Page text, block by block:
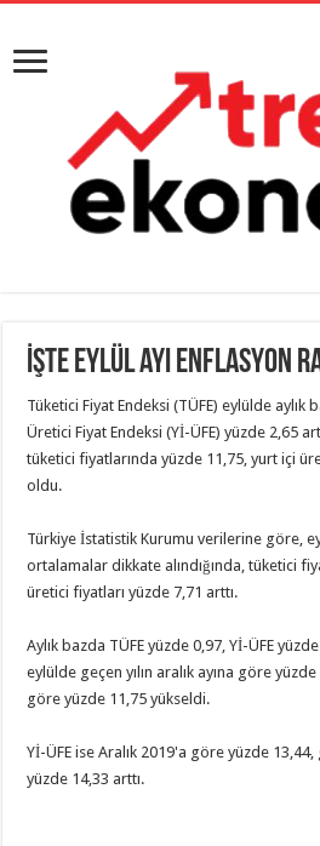
İşte Eylül ayı enflasyon
Tüketici Fiyat Endeksi (TÜFE) eylülde aylık
Üretici Fiyat Endeksi (Yİ-ÜFE) yüzde 2,65
tüketici fiyatlarında yüzde 11,75, yurt içi
oldu.
Türkiye İstatistik Kurumu verilerine göre,
ortalamalar dikkate alındığında, tüketici
üretici fiyatları yüzde 7,71 arttı.
Aylık bazda TÜFE yüzde 0,97, Yİ-ÜFE
eylülde geçen yılın aralık ayına göre yüzde
göre yüzde 11,75 yükseldi.
Yİ-ÜFE ise Aralık 2019'a göre yüzde 13,44,
yüzde 14,33 arttı.